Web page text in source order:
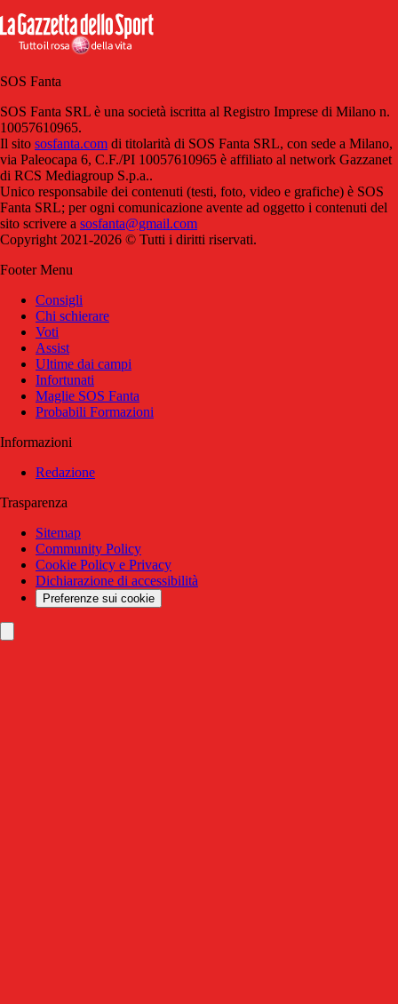
SOS Fanta
SOS Fanta SRL è una società iscritta al Registro Imprese di Milano n.
10057610965.
Il sito sosfanta.com di titolarità di SOS Fanta SRL, con sede a Milano,
via Paleocapa 6, C.F./PI 10057610965 è affiliato al network Gazzanet
di RCS Mediagroup S.p.a..
Unico responsabile dei contenuti (testi, foto, video e grafiche) è SOS
Fanta SRL; per ogni comunicazione avente ad oggetto i contenuti del
sito scrivere a sosfanta@gmail.com
Copyright 2021-2026 © Tutti i diritti riservati.
Footer Menu
Consigli
Chi schierare
Voti
Assist
Ultime dai campi
Infortunati
Maglie SOS Fanta
Probabili Formazioni
Informazioni
Redazione
Trasparenza
Sitemap
Community Policy
Cookie Policy e Privacy
Dichiarazione di accessibilità
Preferenze sui cookie